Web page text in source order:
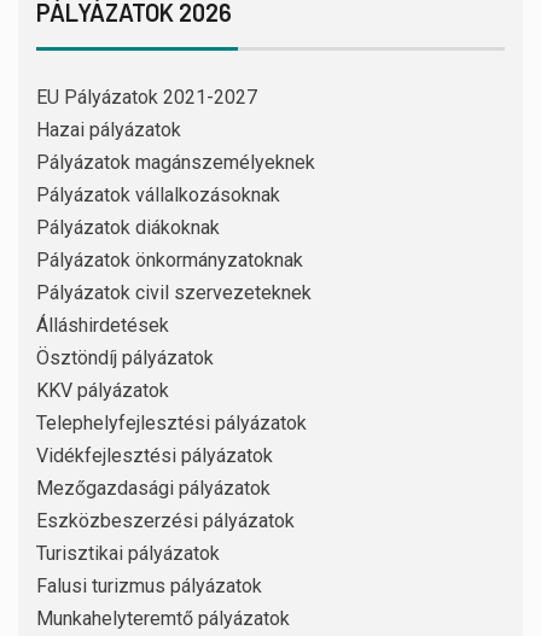
PÁLYÁZATOK 2026
EU Pályázatok 2021-2027
Hazai pályázatok
Pályázatok magánszemélyeknek
Pályázatok vállalkozásoknak
Pályázatok diákoknak
Pályázatok önkormányzatoknak
Pályázatok civil szervezeteknek
Álláshirdetések
Ösztöndíj pályázatok
KKV pályázatok
Telephelyfejlesztési pályázatok
Vidékfejlesztési pályázatok
Mezőgazdasági pályázatok
Eszközbeszerzési pályázatok
Turisztikai pályázatok
Falusi turizmus pályázatok
Munkahelyteremtő pályázatok